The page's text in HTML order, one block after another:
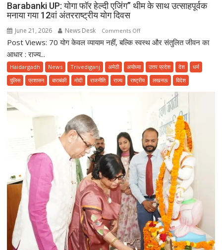
Barabanki UP: योगा फॉर हेल्दी एजिंग” थीम के साथ उत्साहपूर्वक
मनाया गया 12वां अंतरराष्ट्रीय योग दिवस
June 21, 2026 News Desk Comments Offon
Barabanki
योगा
फॉर
हेल्दी
साथ
उत्साहपूर्वक
मनाया
गया
12वां
अंतरराष्ट्रीय
योग
दिवस
Post Views: 70 योग केवल व्यायाम नहीं, बल्कि स्वस्थ और संतुलित जीवन का
आधार : राज्य...
Haidargadh News Trivediganj अमेठी अयोध्या उत्तर प्रदेश देश
धर्म
पुलिस
प्रशासन बाराबंकी मोदी राजनीति राज्य राष्ट्रीय लखनऊ विदेश